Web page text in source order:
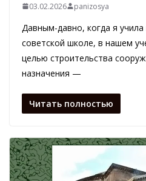
03.02.2026 panizosya
Давным-давно, когда я
советской школе, в нашем
целью строительства
назначения —
Читать полностью